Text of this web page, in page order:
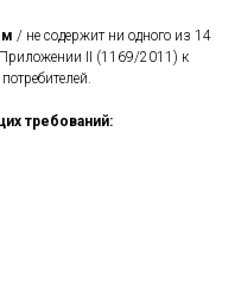
/ не содержит ни одного из 14
II (1169/2011) к
требований: